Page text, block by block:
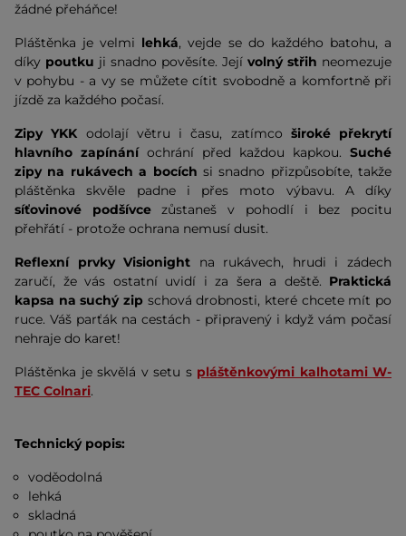
žádné přeháňce!
Pláštěnka je velmi lehká, vejde se do každého batohu, a
díky poutku ji snadno pověsíte. Její volný střih neomezuje
v pohybu - a vy se můžete cítit svobodně a komfortně při
jízdě za každého počasí.
Zipy YKK odolají větru i času, zatímco široké překrytí
hlavního zapínáníochrání před každou kapkou. Suché
zipy na rukávech a bocích si snadno přizpůsobíte, takže
pláštěnka skvěle padne i přes moto výbavu. A díky
síťovinové podšívcezůstaneš v pohodlí i bez pocitu
přehřátí - protože ochrana nemusí dusit.
Reflexní prvky Visionight na rukávech, hrudi i zádech
zaručí, že vás ostatní uvidí i za šera a deště. Praktická
kapsa na suchý zip schová drobnosti, které chcete mít po
ruce. Váš parťák na cestách - připravený i když vám počasí
nehraje do karet!
Pláštěnka je skvělá v setu s pláštěnkovými kalhotami W-
TEC Colnari.
Technický popis:
voděodolná
lehká
skladná